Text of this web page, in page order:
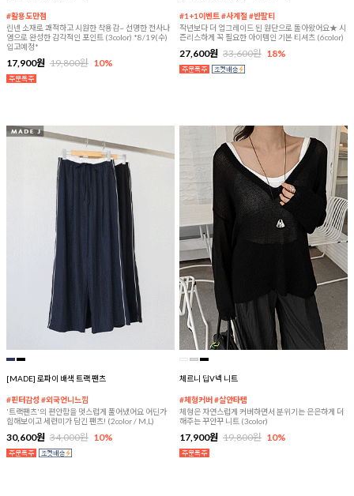
#활용도만점
린넨 소재로 쾌적하고 시원한 착용감~ 선명한 전사나
염으로 완성한 감각적인 포인트 (3color) *8/19(수)
입고예정*
17,900원 19,800원 10%
#1+1이벤트 #사계절 #반팔티
작년보다 더 업그레이드 된 원단으로 돌아왔어요★ 시
즌리스하게 꼭 필요한 아이템인 기본 티셔츠 (6color)
27,600원 33,600원 18%
[MADE] 로파이 배색 트랙 팬츠
#핀터감성 #외국언니느낌
'트랙팬츠'의 편안함을 멋스럽게 풀어냈어요 어딘가
힙해보이고 세련미가 담긴 팬츠! (2color / M,L)
30,600원 34,000원 10%
체르니 딥V넥 니트
#체형커버 #살안타템
체형은 자연스럽게 커버하면서 분위기는 은은하게 더
해주는 꾸안꾸 니트 (3color)
17,900원 19,800원 10%